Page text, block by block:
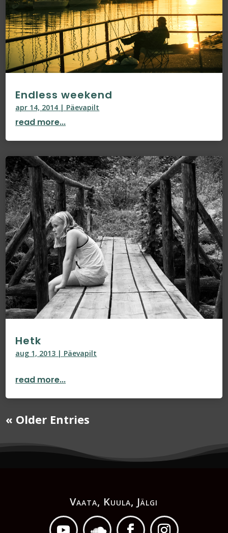
Endless weekend
apr 14, 2014 | Päevapilt
read more...
Hetk
aug 1, 2013 | Päevapilt
read more...
« Older Entries
Vaata, Kuula, Jälgi